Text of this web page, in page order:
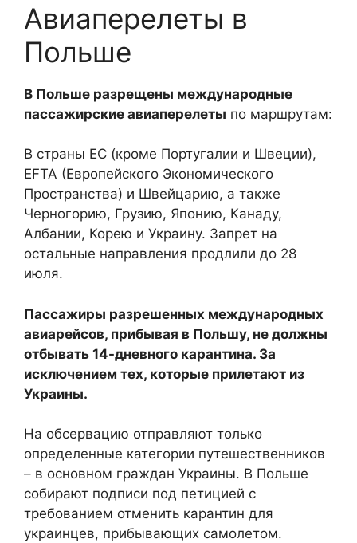
Авиаперелеты в
Польше
В Польше разрещены международные
пассажирские авиаперелеты по маршрутам:
В страны ЕС (кроме Португалии и Швеции),
EFTA (Европейского Экономического
Пространства) и Швейцарию, а также
Черногорию, Грузию, Японию, Канаду,
Албании, Корею и Украину. Запрет на
остальные направления продлили до 28
июля.
Пассажиры разрешенных международных
авиарейсов, прибывая в Польшу, не должны
отбывать 14-дневного карантина. За
исключением тех, которые прилетают из
Украины.
На обсервацию отправляют только
определенные категории путешественников
– в основном граждан Украины. В Польше
собирают подписи под петицией с
требованием отменить карантин для
украинцев, прибывающих самолетом.